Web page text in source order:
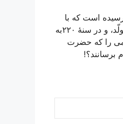
است‌ که‌ با
انقطاع‌ عمر او در ٢٥ سالگی‌ پایان‌ یافته‌ است‌. آن‌ حضرت‌ در سنۀ ١٩٥ هجری‌ متولّد، و در سنۀ ٢٢٠به‌
را که‌ حضرت‌